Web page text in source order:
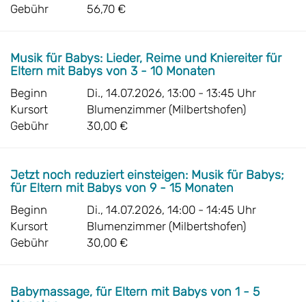
Gebühr
56,70 €
Musik für Babys: Lieder, Reime und Kniereiter für
Eltern mit Babys von 3 - 10 Monaten
Beginn
Di., 14.07.2026, 13:00 - 13:45 Uhr
Kursort
Blumenzimmer (Milbertshofen)
Gebühr
30,00 €
Jetzt noch reduziert einsteigen: Musik für Babys;
für Eltern mit Babys von 9 - 15 Monaten
Beginn
Di., 14.07.2026, 14:00 - 14:45 Uhr
Kursort
Blumenzimmer (Milbertshofen)
Gebühr
30,00 €
Babymassage, für Eltern mit Babys von 1 - 5